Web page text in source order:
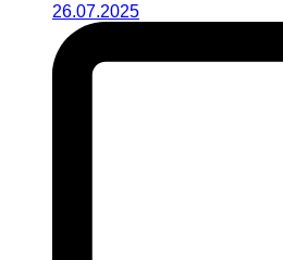
26.07.2025